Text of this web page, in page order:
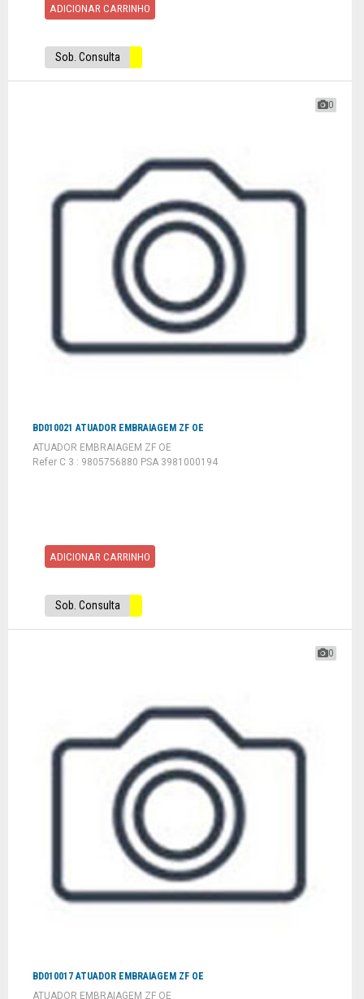
ADICIONAR CARRINHO
Sob. Consulta
0
BD010021 ATUADOR EMBRAIAGEM ZF OE
ATUADOR EMBRAIAGEM ZF OE
Refer C 3 : 9805756880 PSA 3981000194
ADICIONAR CARRINHO
Sob. Consulta
0
BD010017 ATUADOR EMBRAIAGEM ZF OE
ATUADOR EMBRAIAGEM ZF OE